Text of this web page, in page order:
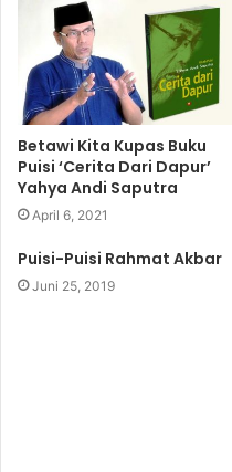
Betawi Kita Kupas Buku
Puisi ‘Cerita Dari Dapur’
Yahya Andi Saputra
April 6, 2021
Puisi-Puisi Rahmat Akbar
Juni 25, 2019